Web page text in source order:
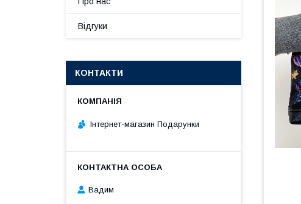
Відгуки
КОНТАКТИ
Інтернет-магазин Подарунки
Вадим